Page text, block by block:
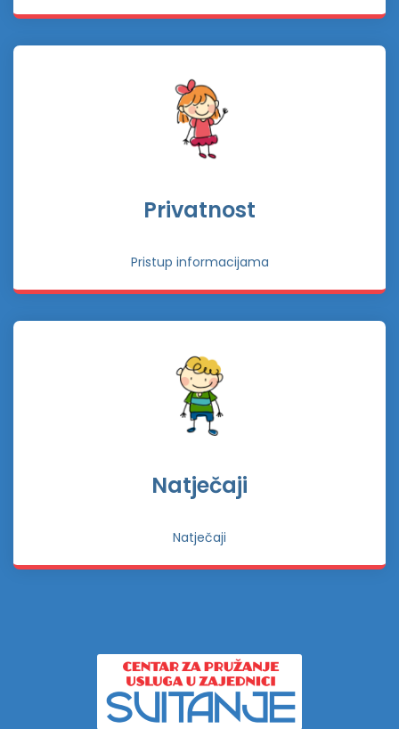
Privatnost
Pristup informacijama
Natječaji
Natječaji